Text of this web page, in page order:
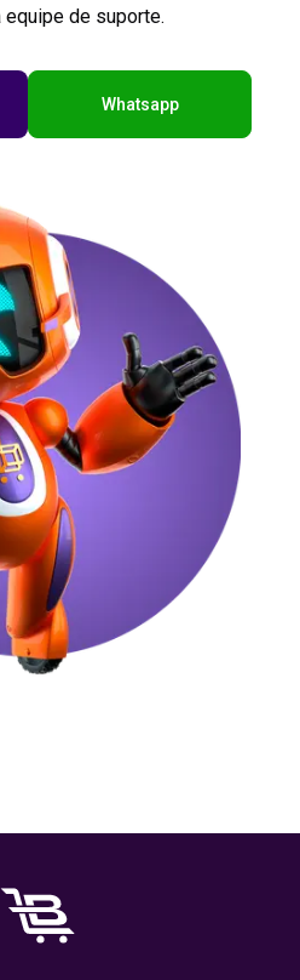
equipe de suporte.
Whatsapp